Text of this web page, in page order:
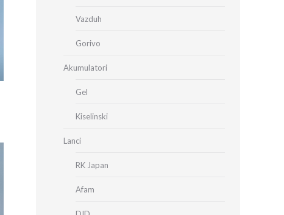
Vazduh
Gorivo
Akumulatori
Gel
Kiselinski
Lanci
RK Japan
Afam